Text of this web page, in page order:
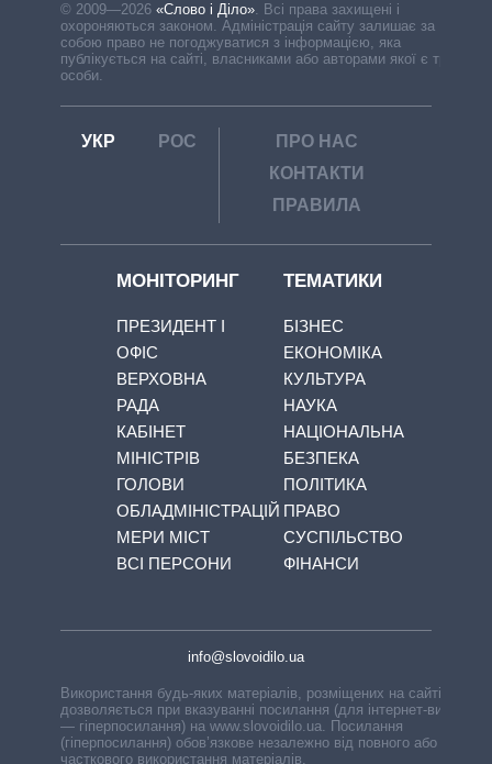
© 2009—2026 «Слово і Діло». Всі права захищені і
охороняються законом. Адміністрація сайту залишає за
собою право не погоджуватися з інформацією, яка
публікується на сайті, власниками або авторами якої є треті
особи.
УКР РОС
ПРО НАС
КОНТАКТИ
ПРАВИЛА
МОНІТОРИНГ
ПРЕЗИДЕНТ І
ОФІС
ВЕРХОВНА
РАДА
КАБІНЕТ
МІНІСТРІВ
ГОЛОВИ
ОБЛАДМІНІСТРАЦІЙ
МЕРИ МІСТ
ВСІ ПЕРСОНИ
ТЕМАТИКИ
БІЗНЕС
ЕКОНОМІКА
КУЛЬТУРА
НАУКА
НАЦІОНАЛЬНА
БЕЗПЕКА
ПОЛІТИКА
ПРАВО
СУСПІЛЬСТВО
ФІНАНСИ
info@slovoidilo.ua
Використання будь-яких матеріалів, розміщених на сайті,
дозволяється при вказуванні посилання (для інтернет-видань
— гіперпосилання) на www.slovoidilo.ua. Посилання
(гіперпосилання) обов’язкове незалежно від повного або
часткового використання матеріалів.